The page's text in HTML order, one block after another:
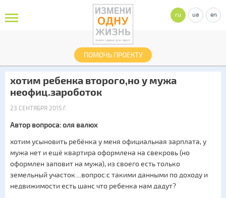
ПОМОЧЬ ПРОЕКТУ
ru ua en
хотим ребенка второго,но у мужа
неофиц.зароботок
23 СЕНТЯБРЯ 2015 Г.
Автор вопроса: оля валюх
хотим усыновить ребёнка у меня официальная зарплата, у
мужа нет и ещё квартира оформлена на свекровь (но
оформлен заповит на мужа), из своего есть только
земельный участок....вопрос:с такими данными по доходу и
недвижимости есть шанс что ребенка нам дадут?